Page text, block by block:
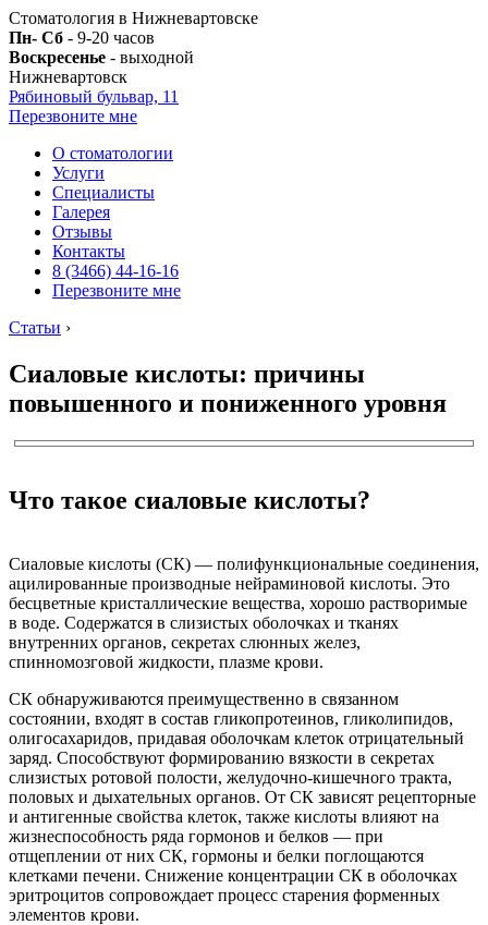
Стоматология в Нижневартовске
Пн- Сб - 9-20 часов
Воскресенье - выходной
Нижневартовск
Рябиновый бульвар, 11
Перезвоните мне
О стоматологии
Услуги
Специалисты
Галерея
Отзывы
Контакты
8 (3466) 44-16-16
Перезвоните мне
Статьи ›
Сиаловые кислоты: причины
повышенного и пониженного уровня
Что такое сиаловые кислоты?
Сиаловые кислоты (СК) — полифункциональные соединения,
ацилированные производные нейраминовой кислоты. Это
бесцветные кристаллические вещества, хорошо растворимые
в воде. Содержатся в слизистых оболочках и тканях
внутренних органов, секретах слюнных желез,
спинномозговой жидкости, плазме крови.
СК обнаруживаются преимущественно в связанном
состоянии, входят в состав гликопротеинов, гликолипидов,
олигосахаридов, придавая оболочкам клеток отрицательный
заряд. Способствуют формированию вязкости в секретах
слизистых ротовой полости, желудочно-кишечного тракта,
половых и дыхательных органов. От СК зависят рецепторные
и антигенные свойства клеток, также кислоты влияют на
жизнеспособность ряда гормонов и белков — при
отщеплении от них СК, гормоны и белки поглощаются
клетками печени. Снижение концентрации СК в оболочках
эритроцитов сопровождает процесс старения форменных
элементов крови.